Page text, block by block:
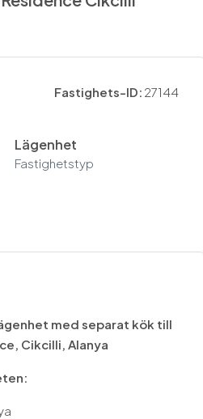
Fastighets-ID: 27144
Lägenhet
Fastighetstyp
med separat kök till
Cikcilli, Alanya